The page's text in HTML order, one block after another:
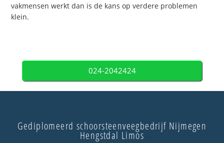
vakmensen werkt dan is de kans op verdere problemen
klein.
024-2042424
Gediplomeerd schoorsteenveegbedrijf Nijmegen
Hengstdal Limos